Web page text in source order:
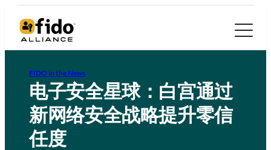
FIDO in the News
电子安全星球：白宫通过
新网络安全战略提升零信
任度